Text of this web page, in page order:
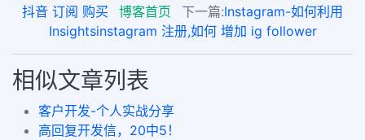
抖音 订阅 购买
博客首页 下一篇:Instagram-如何利用
Insightsinstagram 注册,如何 增加 ig follower
相似文章列表
客户开发-个人实战分享
高回复开发信，20中5！